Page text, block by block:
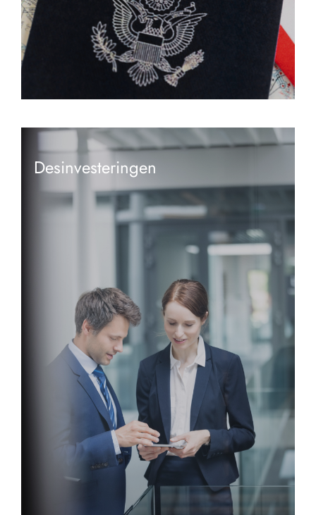
Desinvesteringen